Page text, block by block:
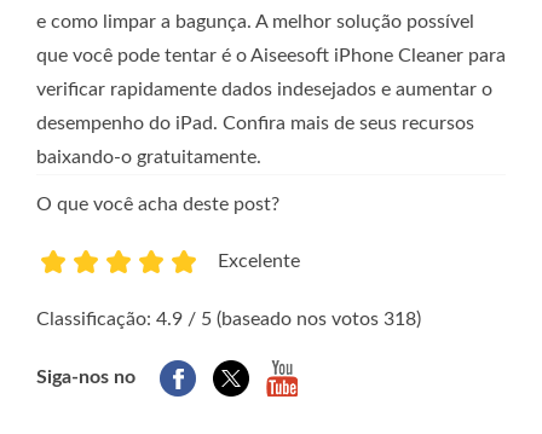
e como limpar a bagunça. A melhor solução possível
que você pode tentar é o Aiseesoft iPhone Cleaner para
verificar rapidamente dados indesejados e aumentar o
desempenho do iPad. Confira mais de seus recursos
baixando-o gratuitamente.
O que você acha deste post?
Excelente
Classificação: 4.9 / 5 (baseado nos votos 318)
Siga-nos no